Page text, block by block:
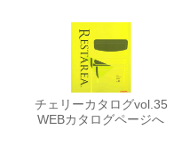
チェリーカタログvol.35
WEBカタログページへ